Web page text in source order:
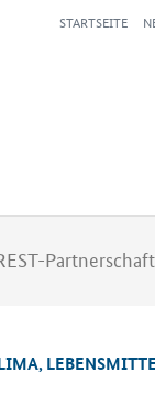
STARTSEITE